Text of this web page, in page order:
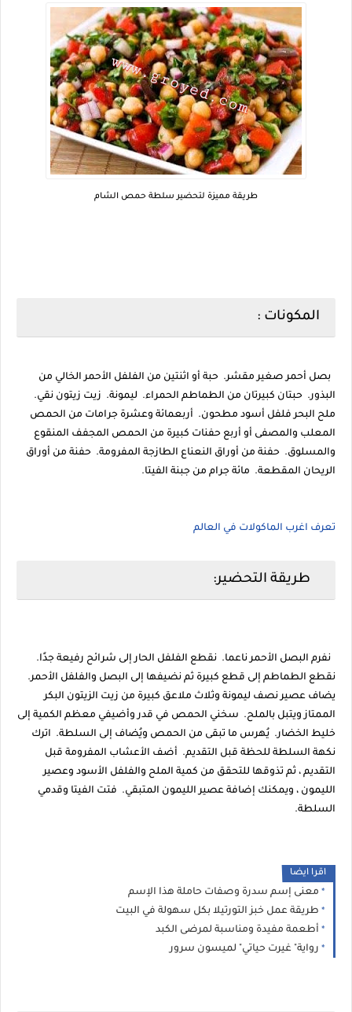
طريقة مميزة لتحضير سلطة حمص الشام
المكونات :
بصل أحمر صغير مقشر. حبة أو اثنتين من الفلفل الأحمر الخالي من
البذور. حبتان كبيرتان من الطماطم الحمراء. ليمونة. زيت زيتون نقي.
ملح البحر فلفل أسود مطحون. أربعمائة وعشرة جرامات من الحمص
المعلب والمصفى أو أربع حفنات كبيرة من الحمص المجفف المنقوع
والمسلوق. حفنة من أوراق النعناع الطازجة المفرومة. حفنة من أوراق
الريحان المقطعة. مائة جرام من جبنة الفيتا.
تعرف اغرب الماكولات في العالم
طريقة التحضير:
نفرم البصل الأحمر ناعما. نقطع الفلفل الحار إلى شرائح رفيعة جدًا.
نقطع الطماطم إلى قطع كبيرة ثم نضيفها إلى البصل والفلفل الأحمر.
يضاف عصير نصف ليمونة وثلاث ملاعق كبيرة من زيت الزيتون البكر
الممتاز ويتبل بالملح. سخني الحمص في قدر وأضيفي معظم الكمية إلى
خليط الخضار. يُهرس ما تبقى من الحمص ويُضاف إلى السلطة. اترك
نكهة السلطة للحظة قبل التقديم. أضف الأعشاب المفرومة قبل
التقديم ، ثم تذوقها للتحقق من كمية الملح والفلفل الأسود وعصير
الليمون ، ويمكنك إضافة عصير الليمون المتبقي. فتت الفيتا وقدمي
السلطة.
اقرا ايضا
معنى إسم سدرة وصفات حاملة هذا الإسم
طريقة عمل خبز التورتيلا بكل سهولة في البيت
أطعمة مفيدة ومناسبة لمرضى الكبد
رواية" غيرت حياتي" لميسون سرور